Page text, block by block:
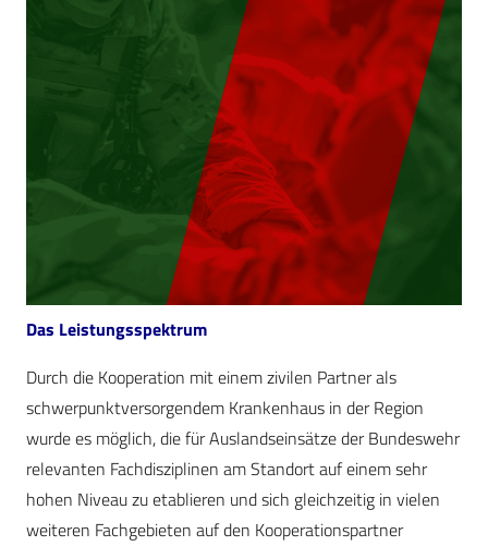
Das Leistungsspektrum
Durch die Kooperation mit einem zivilen Partner als
schwerpunktversorgendem Krankenhaus in der Region
wurde es möglich, die für Auslandseinsätze der Bundeswehr
relevanten Fachdisziplinen am Standort auf einem sehr
hohen Niveau zu etablieren und sich gleichzeitig in vielen
weiteren Fachgebieten auf den Kooperationspartner